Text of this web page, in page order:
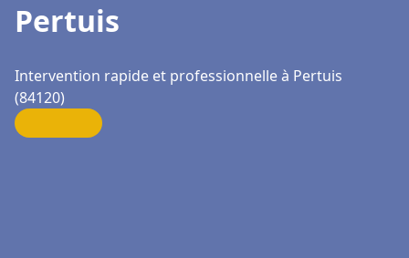
Pertuis
Intervention rapide et professionnelle à Pertuis
(84120)